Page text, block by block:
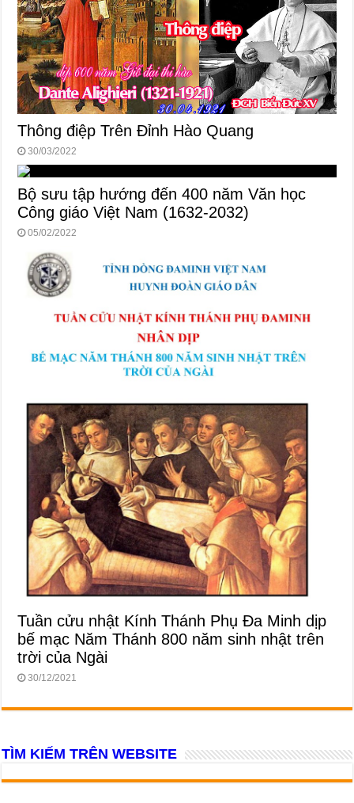
Thông điệp Trên Đỉnh Hào Quang
30/03/2022
Bộ sưu tập hướng đến 400 năm Văn học
Công giáo Việt Nam (1632-2032)
05/02/2022
Tuần cửu nhật Kính Thánh Phụ Đa Minh dịp
bế mạc Năm Thánh 800 năm sinh nhật trên
trời của Ngài
30/12/2021
TÌM KIẾM TRÊN WEBSITE